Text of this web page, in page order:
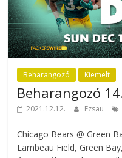
Beharangozó Kiemelt
Beharangozó
2021.12.12. Ezsau
Chicago Bears @ Green
Lambeau Field, Green